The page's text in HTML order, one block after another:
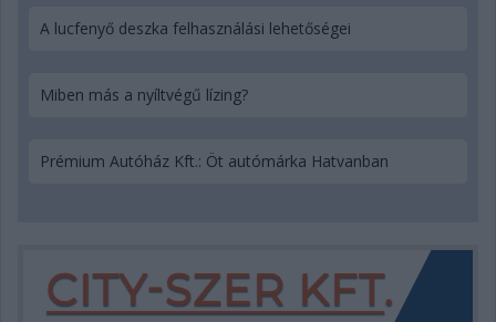
A lucfenyő deszka felhasználási lehetőségei
Miben más a nyíltvégű lízing?
Prémium Autóház Kft.: Öt autómárka Hatvanban